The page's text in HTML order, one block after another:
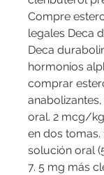
Compre
legales Deca
Deca
hormonios
comprar
oral. 2 mcg/
en dos tomas.
solución oral
7. 5 mg más